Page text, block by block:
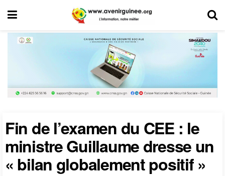
Fin de l’examen du CEE : le
ministre Guillaume dresse un
« bilan globalement positif »